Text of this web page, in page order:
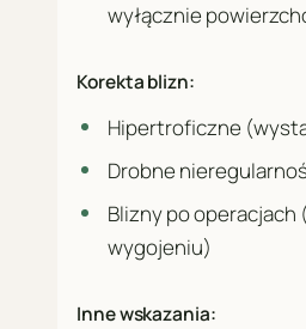
wyłącznie
Korekta blizn:
Hipertroficzne
Drobne
Blizny po operacjach
wygojeniu)
Inne wskazania: